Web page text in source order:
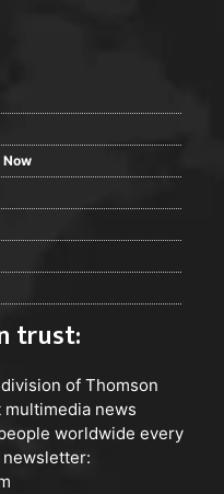
trust:
of Thomson
multimedia news
worldwide every